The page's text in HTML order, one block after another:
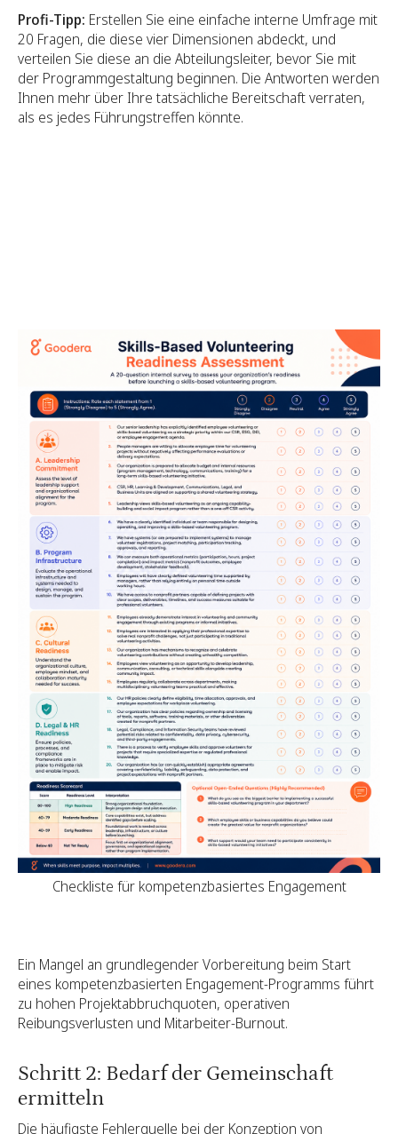
Profi-Tipp: Erstellen Sie eine einfache interne Umfrage mit
20 Fragen, die diese vier Dimensionen abdeckt, und
verteilen Sie diese an die Abteilungsleiter, bevor Sie mit
der Programmgestaltung beginnen. Die Antworten werden
Ihnen mehr über Ihre tatsächliche Bereitschaft verraten,
als es jedes Führungstreffen könnte.
Checkliste für kompetenzbasiertes Engagement
Ein Mangel an grundlegender Vorbereitung beim Start
eines kompetenzbasierten Engagement-Programms führt
zu hohen Projektabbruchquoten, operativen
Reibungsverlusten und Mitarbeiter-Burnout.
Schritt 2: Bedarf der Gemeinschaft
ermitteln
Die häufigste Fehlerquelle bei der Konzeption von